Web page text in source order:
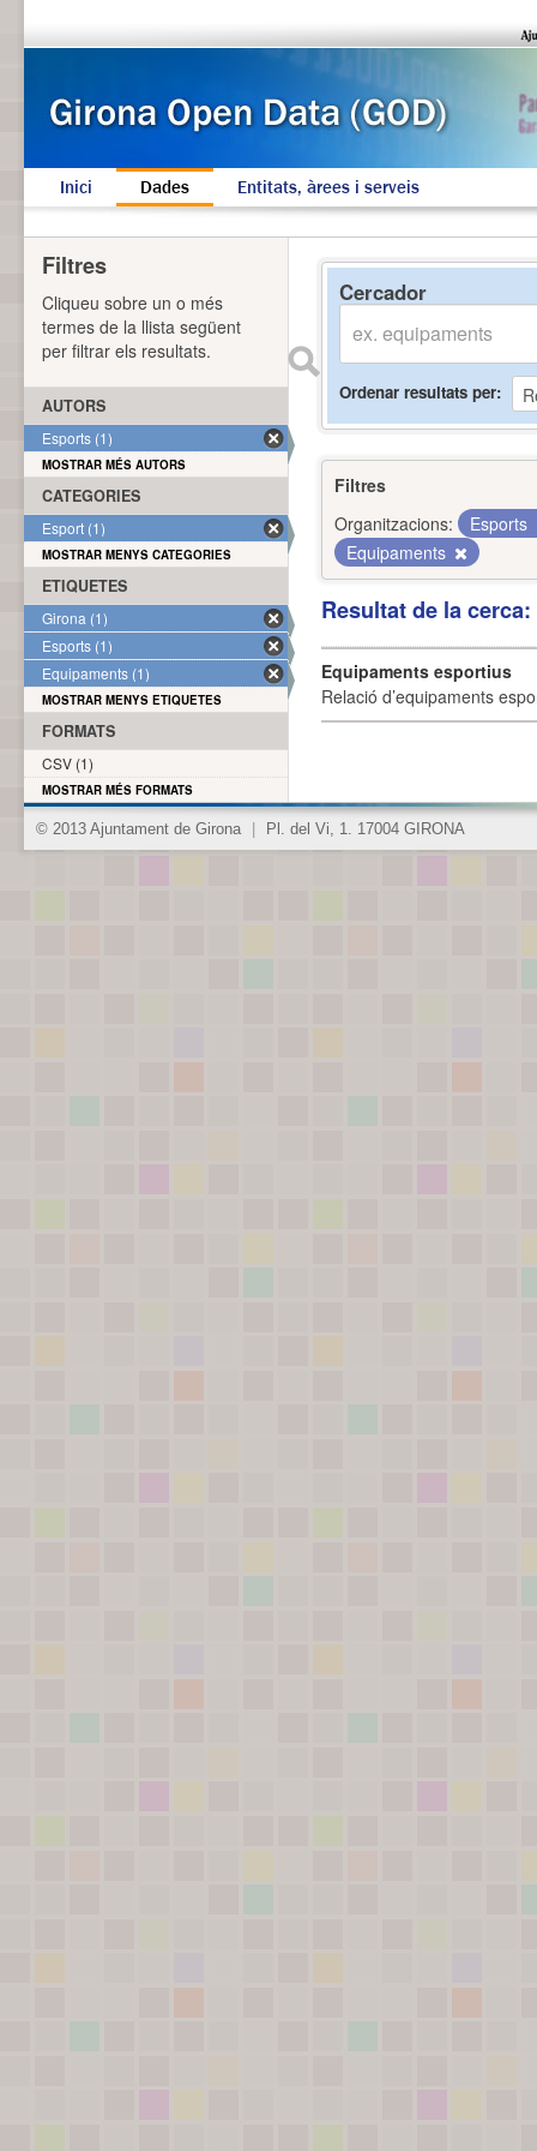
Inici Dades Entitats, àrees i serveis
Cercador
Ordenar resultats per
Filtres
Organitzacions:
Esports
Equipaments
Resultat de la
Equipaments esportius
Relació d’equipaments
Filtres
Cliqueu sobre un o més
termes de la llista següent
per filtrar els resultats.
AUTORS
Esports (1)
MOSTRAR MÉS AUTORS
CATEGORIES
Esport (1)
MOSTRAR MENYS CATEGORIES
ETIQUETES
Girona (1)
Esports (1)
Equipaments (1)
MOSTRAR MENYS ETIQUETES
FORMATS
CSV (1)
MOSTRAR MÉS FORMATS
© 2013 Ajuntament de Girona Pl. del Vi, 1. 17004 GIRONA